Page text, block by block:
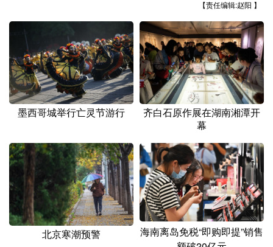
江西
湖北 湖南
广东 广西 海南 重庆
四川 贵州 云南 西藏
陕西 甘肃 青海 宁夏
多语种频道
English Español Français عربى
Русский язык 日本語 한국어
【责任编辑:赵阳 】
墨西哥城举行亡灵节游行
齐白石原作展在湖南湘潭开
幕
北京寒潮预警
海南离岛免税“即购即提”销售